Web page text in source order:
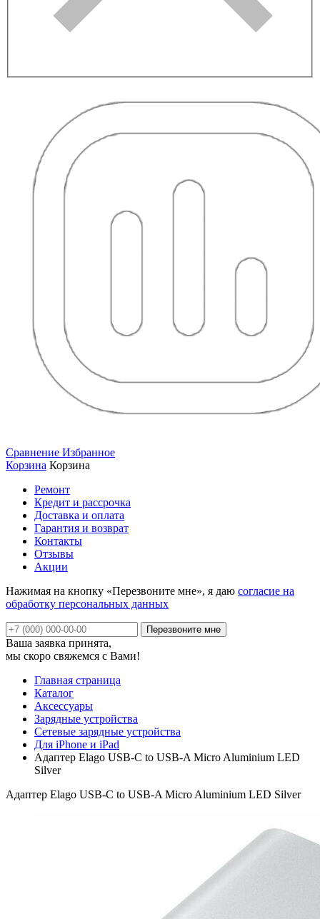
Сравнение Избранное
Корзина Корзина
Ремонт
Кредит и рассрочка
Доставка и оплата
Гарантия и возврат
Контакты
Отзывы
Акции
Нажимая на кнопку «Перезвоните мне», я даю согласие на
обработку персональных данных
Ваша заявка принята,
мы скоро свяжемся с Вами!
Главная страница
Каталог
Аксессуары
Зарядные устройства
Сетевые зарядные устройства
Для iPhone и iPad
Адаптер Elago USB-C to USB-A Micro Aluminium LED
Silver
Адаптер Elago USB-C to USB-A Micro Aluminium LED Silver